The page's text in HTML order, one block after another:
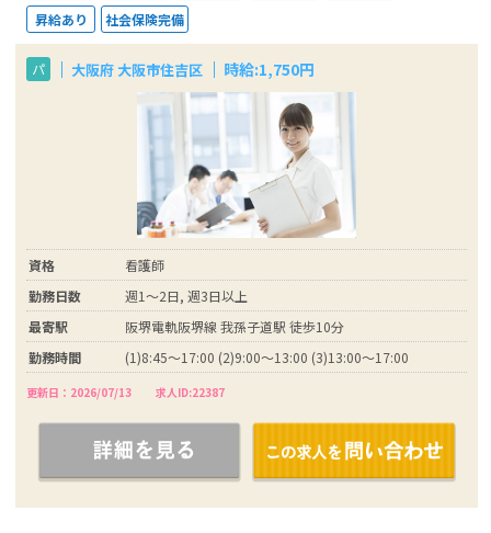
昇給あり
社会保険完備
パ 大阪府 大阪市住吉区 時給:1,750円
資格
看護師
勤務日数
週1～2日, 週3日以上
最寄駅
阪堺電軌阪堺線 我孫子道駅 徒歩10分
勤務時間
(1)8:45～17:00 (2)9:00～13:00 (3)13:00～17:00
更新日：2026/07/13 求人ID:22387